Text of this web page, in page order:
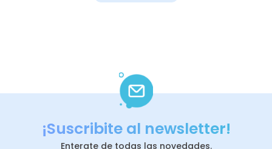
¡Suscribite al newsletter!
Enterate de todas las novedades.